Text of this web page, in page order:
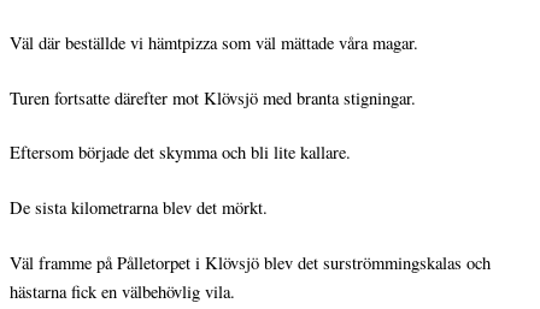
Väl där beställde vi hämtpizza som väl mättade våra magar.
Turen fortsatte därefter mot Klövsjö med branta stigningar.
Eftersom började det skymma och bli lite kallare.
De sista kilometrarna blev det mörkt.
Väl framme på Pålletorpet i Klövsjö blev det surströmmingskalas och
hästarna fick en välbehövlig vila.